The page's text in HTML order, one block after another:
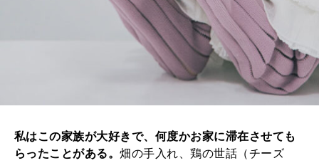
私はこの家族が大好きで、何度かお家に滞在させても
らったことがある。畑の手入れ、鶏の世話（チーズ